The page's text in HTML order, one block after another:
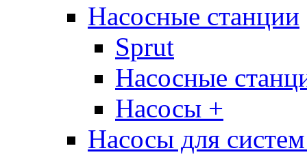
Насосные станции
Sprut
Насосные
Насосы +
Насосы для